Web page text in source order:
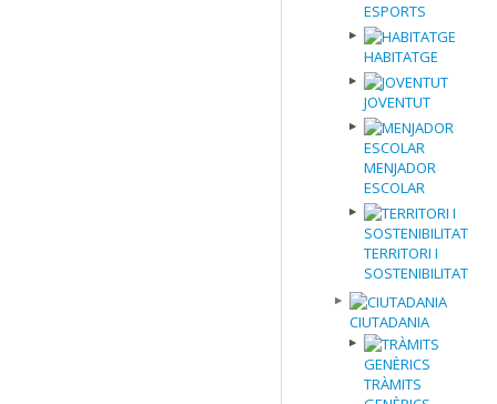
ESPORTS
HABITATGE
JOVENTUT
MENJADOR
ESCOLAR
TERRITORI I
SOSTENIBILITAT
CIUTADANIA
TRÀMITS